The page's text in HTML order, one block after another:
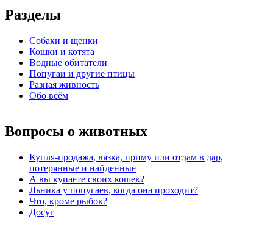
Разделы
Собаки и щенки
Кошки и котята
Водные обитатели
Попугаи и другие птицы
Разная живность
Обо всём
Вопросы о животных
Купля-продажа, вязка, приму или отдам в дар,
потерянные и найденные
А вы купаете своих кошек?
Льника у попугаев, когда она проходит?
Что, кроме рыбок?
Досуг